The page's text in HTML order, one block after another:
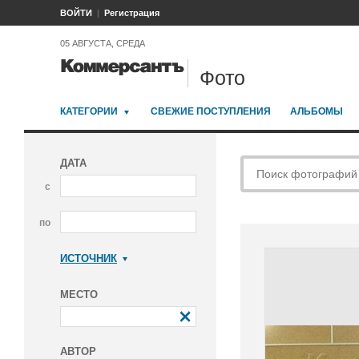
ВОЙТИ Регистрация
05 АВГУСТА, СРЕДА
Фото
КАТЕГОРИИ СВЕЖИЕ ПОСТУПЛЕНИЯ АЛЬБОМЫ
ДАТА
с
по
ИСТОЧНИК
МЕСТО
АВТОР